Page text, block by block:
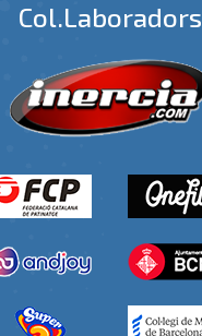
Col.laboradors